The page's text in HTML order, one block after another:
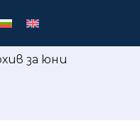
за юни